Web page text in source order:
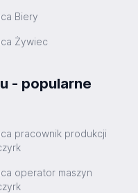
Biery
Żywiec
- popularne
pracownik produkcji
operator maszyn